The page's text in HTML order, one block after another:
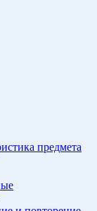
предмета